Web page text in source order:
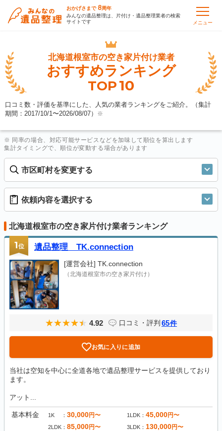
おかげさまで 8周年
みんなの遺品整理は、片付け・遺品整理業者の検索
サイトです
メニュー
北海道根室市の空き家片付け業者
おすすめランキング
TOP10
口コミ数・評価を基準にした、人気の業者ランキングをご紹介。（集計
期間：2017/10/1〜2026/08/07） ※
※ 同率の場合、対応可能サービスなどを加味して順位を算出します
集計タイミングで、順位が変動する場合があります
市区町村を変更する
依頼内容を選択する
北海道根室市の空き家片付け業者ランキング
1位 遺品整理 TK.connection
[運営会社] TK.connection
（北海道根室市の空き家片付け）
4.92 口コミ・評判 65件
お気に入りに追加
当社は空知を中心に全道各地で遺品整理サービスを提供しており
ます。
アット...
基本料金 1K 30,000円〜 1LDK 45,000円〜
2LDK 85,000円〜 3LDK 130,000円〜